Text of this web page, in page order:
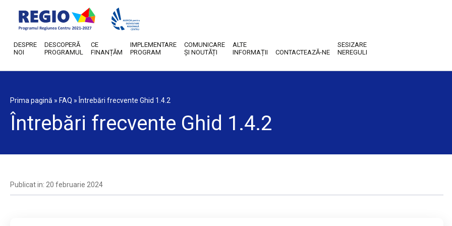
DESPRE
NOI
DESCOPERĂ
PROGRAMUL
CE
FINANȚĂM
IMPLEMENTARE
PROGRAM
COMUNICARE
ȘI NOUTĂȚI
ALTE
INFORMAȚII
CONTACTEAZĂ-NE
SESIZARE
NEREGULI
Prima pagină » FAQ » Întrebări frecvente Ghid 1.4.2
Întrebări frecvente Ghid 1.4.2
Publicat in: 20 februarie 2024